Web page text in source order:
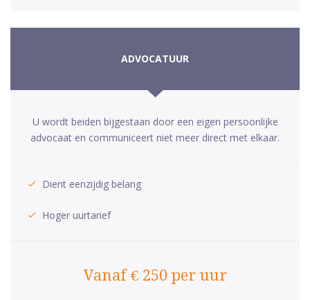
ADVOCATUUR
U wordt beiden bijgestaan door een eigen persoonlijke
advocaat en communiceert niet meer direct met elkaar.
Dient eenzijdig belang
Hoger uurtarief
Vanaf € 250 per uur